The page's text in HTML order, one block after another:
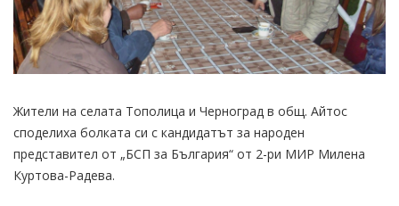
Жители на селата Тополица и Черноград в общ. Айтос
споделиха болката си с кандидатът за народен
представител от „БСП за България“ от 2-ри МИР Милена
Куртова-Радева.